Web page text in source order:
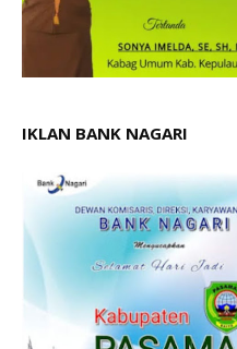
IKLAN BANK NAGARI